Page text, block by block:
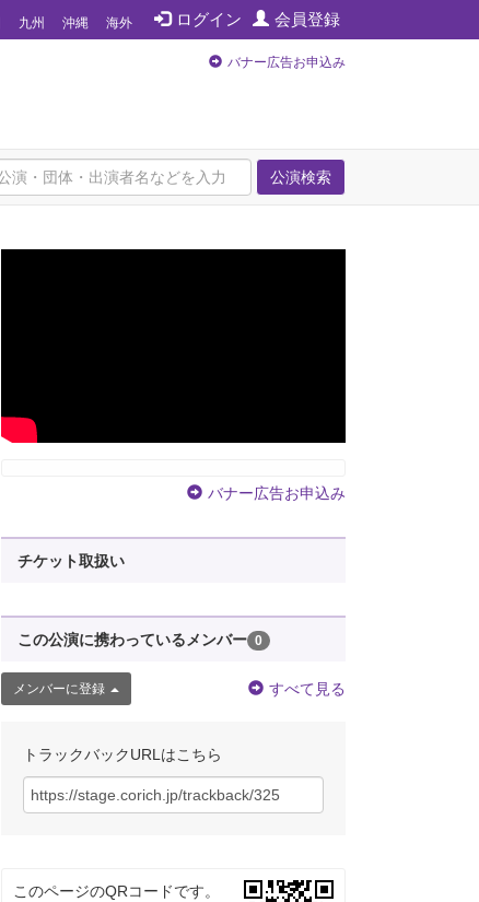
ログイン 会員登録
九州 沖縄 海外
バナー広告お申込み
公演検索
バナー広告お申込み
チケット取扱い
この公演に携わっているメンバー 0
メンバーに登録 すべて見る
トラックバックURLはこちら
このページのQRコードです。